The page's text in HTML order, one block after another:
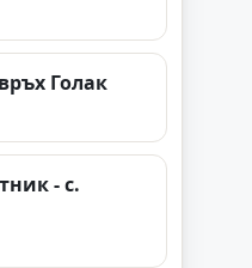
Голак
- с.